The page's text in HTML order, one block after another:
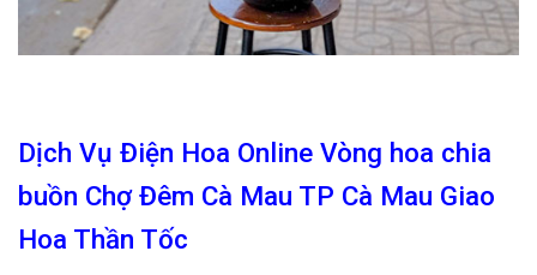
Dịch Vụ Điện Hoa Online Vòng hoa chia
buồn Chợ Đêm Cà Mau TP Cà Mau Giao
Hoa Thần Tốc